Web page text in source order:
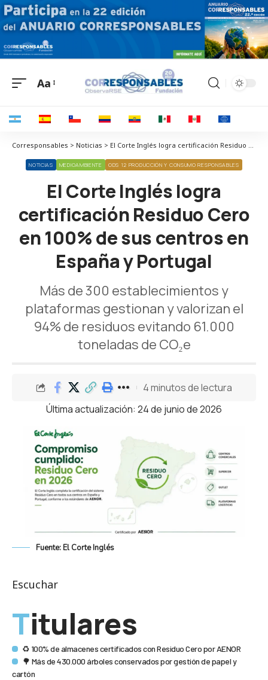
Aa
Corresponsables > Noticias > El Corte Inglés logra certificación Residuo Cero en 100% de sus centros en España y Portugal
NOTICIAS MEDIOAMBIENTE ODS 12 PRODUCCIÓN Y CONSUMO RESPONSABLES
El Corte Inglés logra
certificación Residuo Cero
en 100% de sus centros en
España y Portugal
Más de 300 establecimientos y
plataformas gestionan y valorizan el
94% de residuos evitando 61.000
toneladas de CO₂e
Última actualización: 24 de junio de 2026
4 minutos de lectura
Fuente: El Corte Inglés
Escuchar
Titulares
♻️ 100% de almacenes certificados con Residuo Cero por AENOR
🌳 Más de 430.000 árboles conservados por gestión de papel y
cartón